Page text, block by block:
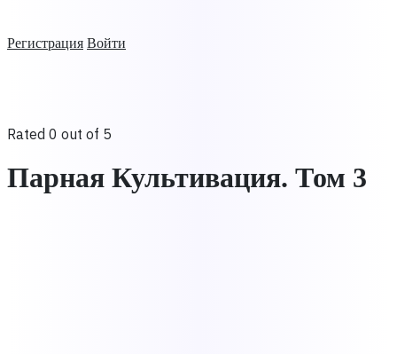
Регистрация Войти
Rated 0 out of 5
Парная Культивация. Том 3